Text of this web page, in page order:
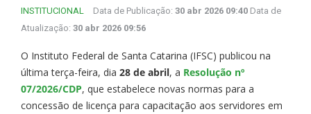
INSTITUCIONAL Data de Publicação: 30 abr 2026 09:40 Data de
Atualização: 30 abr 2026 09:56
O Instituto Federal de Santa Catarina (IFSC) publicou na
última terça-feira, dia 28 de abril, a Resolução nº
07/2026/CDP, que estabelece novas normas para a
concessão de licença para capacitação aos servidores em